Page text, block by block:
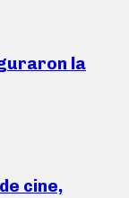
la
cine,